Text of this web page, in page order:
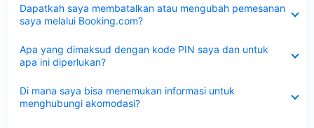
Dapatkah saya membatalkan atau mengubah pemesanan
saya melalui Booking.com?
Apa yang dimaksud dengan kode PIN saya dan untuk
apa ini diperlukan?
Di mana saya bisa menemukan informasi untuk
menghubungi akomodasi?